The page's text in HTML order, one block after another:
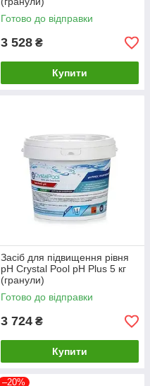
Готово до відправки
3 528 ₴
Купити
Засіб для підвищення рівня
pH Crystal Pool pH Plus 5 кг
(гранули)
Готово до відправки
3 724 ₴
Купити
–20%